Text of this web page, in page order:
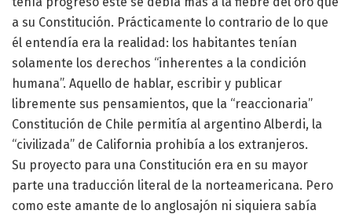
a su Constitución. Prácticamente lo contrario de lo que
él entendía era la realidad: los habitantes tenían
solamente los derechos “inherentes a la condición
humana”. Aquello de hablar, escribir y publicar
libremente sus pensamientos, que la “reaccionaria”
Constitución de Chile permitía al argentino Alberdi, la
“civilizada” de California prohibía a los extranjeros.
Su proyecto para una Constitución era en su mayor
parte una traducción literal de la norteamericana. Pero
como este amante de lo anglosajón ni siquiera sabía